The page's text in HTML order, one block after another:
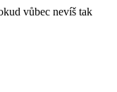
vůbec nevíš tak